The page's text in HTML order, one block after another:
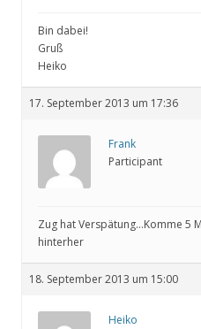
Bin dabei!
Gruß
Heiko
17. September 2013 um 17:36
Frank
Participant
Zug hat Verspätung…Komme 5
hinterher
18. September 2013 um 15:00
Heiko